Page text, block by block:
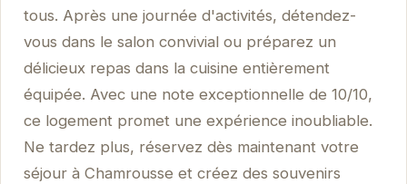
tous. Après une journée d'activités, détendez-
vous dans le salon convivial ou préparez un
délicieux repas dans la cuisine entièrement
équipée. Avec une note exceptionnelle de 10/10,
ce logement promet une expérience inoubliable.
Ne tardez plus, réservez dès maintenant votre
séjour à Chamrousse et créez des souvenirs